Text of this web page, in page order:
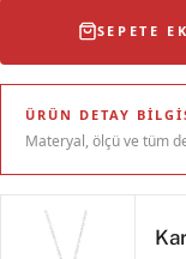
SEPETE
ÜRÜN DETAY
Materyal, ölçü ve tüm